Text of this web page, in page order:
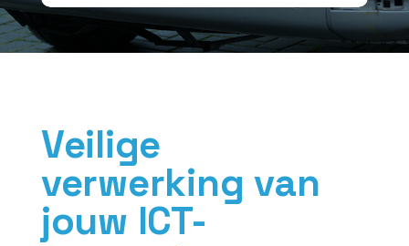
Veilige
verwerking van
jouw ICT-